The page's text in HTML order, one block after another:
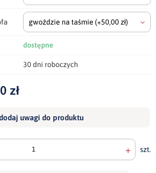
gwoździe na taśmie (+50,00 zł)
dostępne
30 dni roboczych
zł
uwagi do produktu
+ szt.